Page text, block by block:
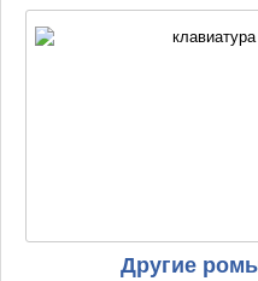
Другие